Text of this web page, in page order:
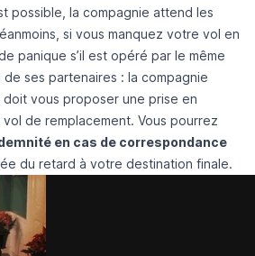
possible, la compagnie attend les
si vous manquez votre vol en
de panique s’il est opéré par le même
ses partenaires : la compagnie
vous proposer une prise en
de remplacement. Vous pourrez
en cas de correspondance
du retard à votre destination finale.